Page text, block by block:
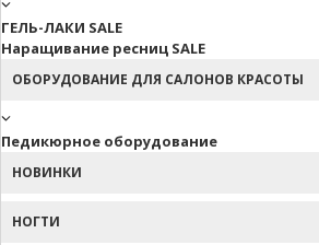
ГЕЛЬ-ЛАКИ SALE
Наращивание ресниц SALE
ОБОРУДОВАНИЕ ДЛЯ САЛОНОВ КРАСОТЫ
Педикюрное оборудование
НОВИНКИ
НОГТИ